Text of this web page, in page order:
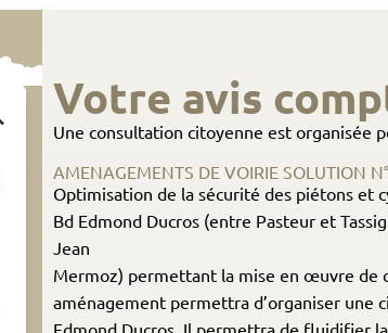
Votre avis
Une consultation citoyenne est organisée
AMENAGEMENTS DE VOIRIE SOLUTION
Optimisation de la sécurité des piétons et
Bd Edmond Ducros (entre Pasteur et
Jean
Mermoz) permettant la mise en œuvre de
aménagement permettra d’organiser une